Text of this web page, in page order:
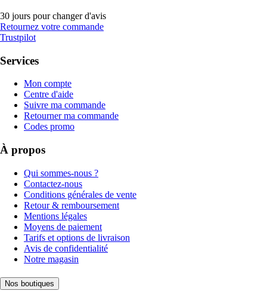
30 jours pour changer d'avis
Retournez votre commande
Trustpilot
Services
Mon compte
Centre d'aide
Suivre ma commande
Retourner ma commande
Codes promo
À propos
Qui sommes-nous ?
Contactez-nous
Conditions générales de vente
Retour & remboursement
Mentions légales
Moyens de paiement
Tarifs et options de livraison
Avis de confidentialité
Notre magasin
Nos boutiques